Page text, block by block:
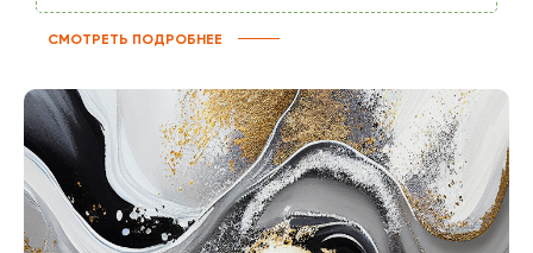
СМОТРЕТЬ ПОДРОБНЕЕ